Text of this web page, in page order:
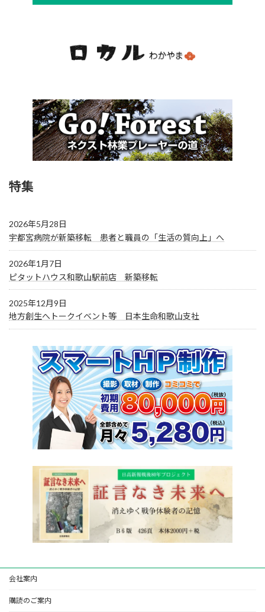
特集
2026年5月28日
宇都宮病院が新築移転 患者と職員の「生活の質向上」へ
2026年1月7日
ピタットハウス和歌山駅前店 新築移転
2025年12月9日
地方創生へトークイベント等 日本生命和歌山支社
会社案内
購読のご案内